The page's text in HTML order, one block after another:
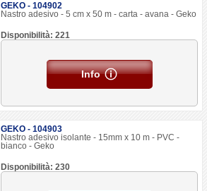
GEKO - 104902
Nastro adesivo - 5 cm x 50 m - carta - avana - Geko
Disponibilità: 221
Info
GEKO - 104903
Nastro adesivo isolante - 15mm x 10 m - PVC -
bianco - Geko
Disponibilità: 230